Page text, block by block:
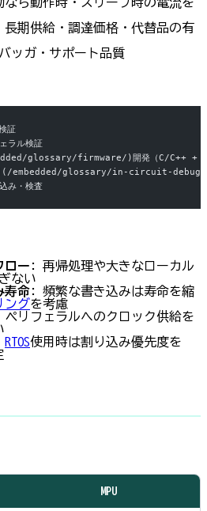
期供給・調達価格・代替品の有
ッガ・サポート品質
証
ラル検証
glossary/firmware/)開発（C/C++
](/embedded/glossary/in-circuit-debugger/
み・検査
ロー : 再帰処理や大きなローカル
ない
寿命: 頻繁な書き込みは寿命を縮
ングを考慮
リフェラルへのクロック供給を
RTOS使用時は割り込み優先度を
MPU